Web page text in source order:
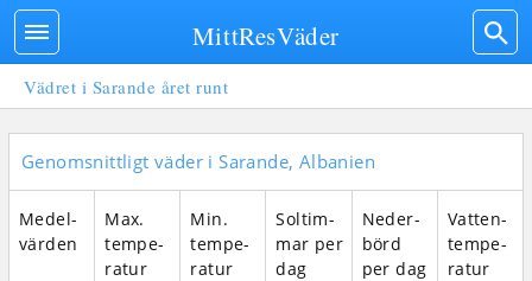
Vädret i Sarande året runt
Genomsnittligt väder i Sarande, Albanien
Medel­
vär­den
Max.
tempe­
ratur
Min.
tempe­
ratur
Sol­tim­
mar per
dag
Neder­
börd
per dag
Vatten­
tempe­
ratur
MittResVäder